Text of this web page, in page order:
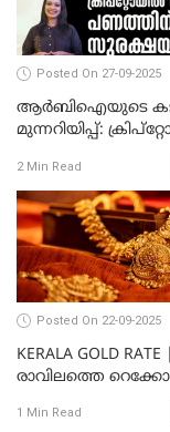
Posted On 27-09-2025
ആർബിഐയുടെ
മുന്നറിയിപ്പ്:
സുരക്ഷയില്ല!
2 Min Read
Posted On 22-09-2025
KERALA GOLD RATE |
രാവിലത്തെ
തവണ കൂടി; പവൻ
1 Min Read